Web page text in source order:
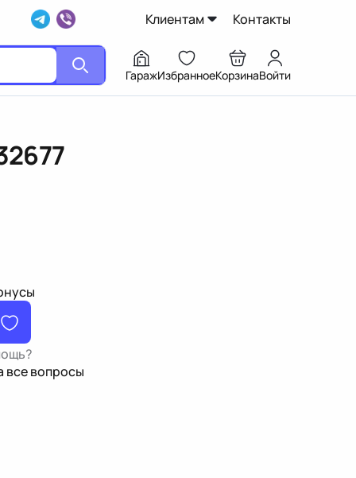
Клиентам Контакты
ГаражИзбранноеКорзинаВойти
все вопросы